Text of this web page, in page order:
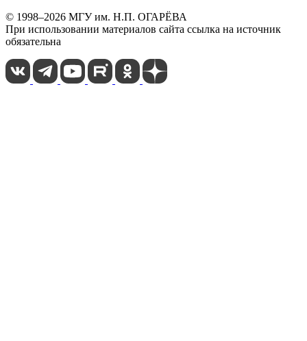
© 1998–2026 МГУ им. Н.П. ОГАРЁВА
При использовании материалов сайта ссылка на источник
обязательна